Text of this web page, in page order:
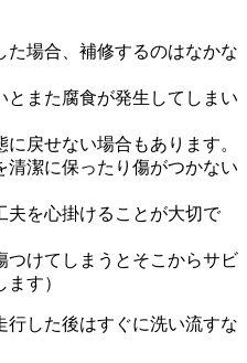
た場合、補修するのはなかな
とまた腐食が発生してしまい
戻せない場合もあります。
清潔に保ったり傷がつかない
夫を心掛けることが大切で
つけてしまうとそこからサビ
す）
行した後はすぐに洗い流すな